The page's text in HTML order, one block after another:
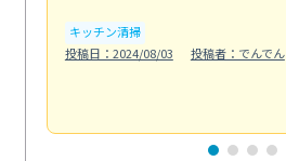
キッチン清掃
投稿日：2024/08/03
投稿者：でんでん